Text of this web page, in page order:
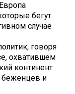
бегут
случае
говоря
охватившем
континент
беженцев и